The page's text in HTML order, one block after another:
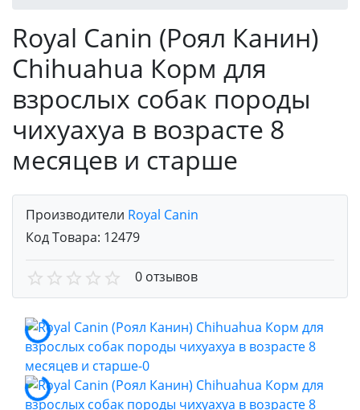
Royal Canin (Роял Канин)
Chihuahua Корм для
взрослых собак породы
чихуахуа в возрасте 8
месяцев и старше
Производители Royal Canin
Код Товара: 12479
0 отзывов